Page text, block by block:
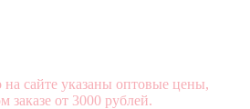
сайте указаны оптовые цены,
заказе от 3000 рублей.